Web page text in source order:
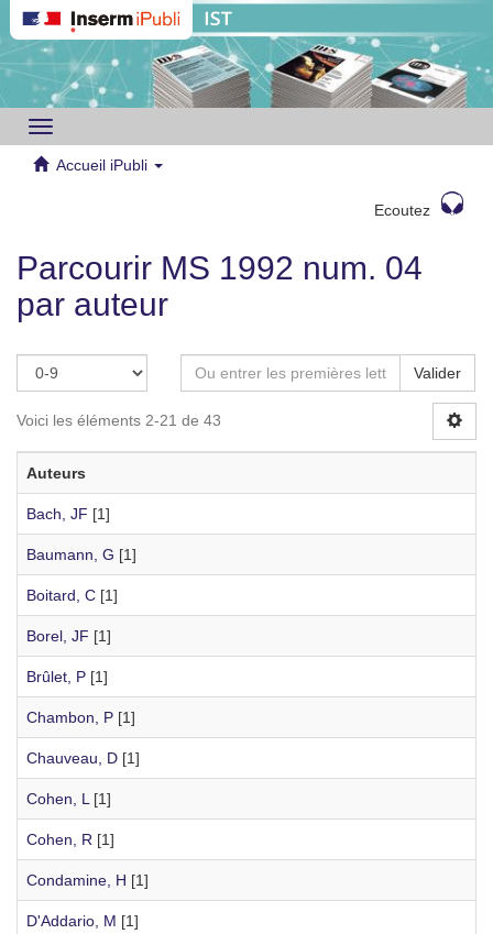
Toggle
navigation
Accueil iPubli
Ecoutez
Parcourir MS 1992 num. 04
par auteur
Valider
Voici les éléments 2-21 de 43
Auteurs
Bach, JF [1]
Baumann, G [1]
Boitard, C [1]
Borel, JF [1]
Brûlet, P [1]
Chambon, P [1]
Chauveau, D [1]
Cohen, L [1]
Cohen, R [1]
Condamine, H [1]
D'Addario, M [1]